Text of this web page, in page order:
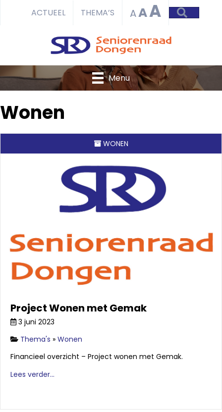
ACTUEEL THEMA’S AAA
Menu
Wonen
WONEN
Project Wonen met Gemak
3 juni 2023
Thema's » Wonen
Financieel overzicht – Project wonen met Gemak.
Lees verder...